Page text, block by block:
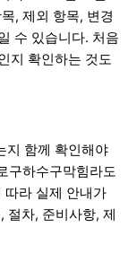
, 제외 항목, 변경
수 있습니다. 처음
지 확인하는 것도
지 함께 확인해야
구하수구막힘라도
따라 실제 안내가
절차, 준비사항, 제